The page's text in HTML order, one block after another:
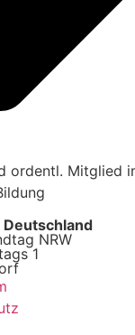
ordentl. Mitglied
NRW
1